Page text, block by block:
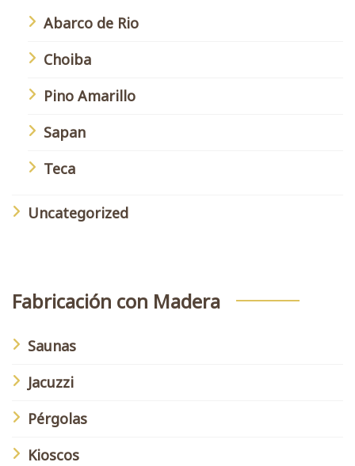
Abarco de Rio
Choiba
Pino Amarillo
Sapan
Teca
Uncategorized
Fabricación con Madera
Saunas
Jacuzzi
Pérgolas
Kioscos